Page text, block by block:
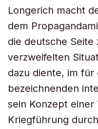
Longerich macht
dem
die deutsche Seite
verzweifelten
dazu diente, im für
bezeichnenden
sein Konzept einer
Kriegführung